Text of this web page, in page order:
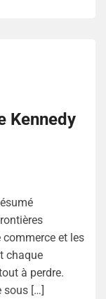
Kennedy
commerce et les
chaque
à perdre.
sous […]